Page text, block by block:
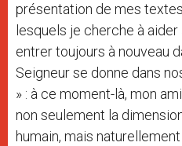
présentation de mes
lesquels je cherche à
entrer toujours à nouveau
Seigneur se donne dans
» : à ce moment-là, mon
non seulement la
humain, mais